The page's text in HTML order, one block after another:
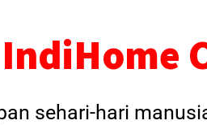
IndiHome
sehari-hari